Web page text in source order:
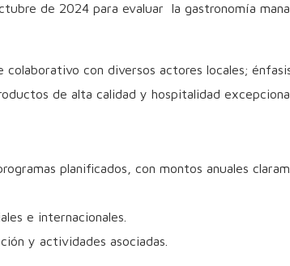
de 2024 para evaluar la gastronomía
con diversos actores locales;
de alta calidad y hospitalidad
planificados, con montos anuales
e internacionales.
y actividades asociadas.